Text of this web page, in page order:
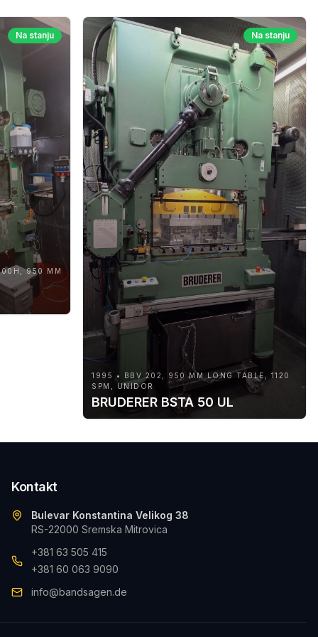
Na stanju
950 MM
Na stanju
1995 • BBV 202, 950 MM LONG TABLE, 1120
SPM, UNIDOR
BRUDERER BSTA 50 UL
Kontakt
Bulevar Konstantina Velikog 38
RS-22000 Sremska Mitrovica
+381 63 505 415
+381 60 063 9090
info@bandsagen.de